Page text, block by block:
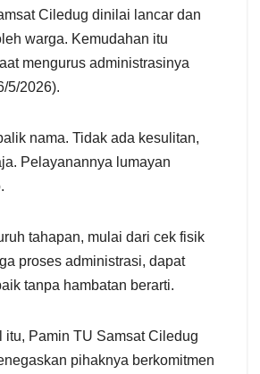
Ciledug dinilai lancar dan
warga. Kemudahan itu
mengurus administrasinya
5/2026).
nama. Tidak ada kesulitan,
Pelayanannya lumayan
tahapan, mulai dari cek fisik
proses administrasi, dapat
tanpa hambatan berarti.
itu, Pamin TU Samsat Ciledug
pihaknya berkomitmen